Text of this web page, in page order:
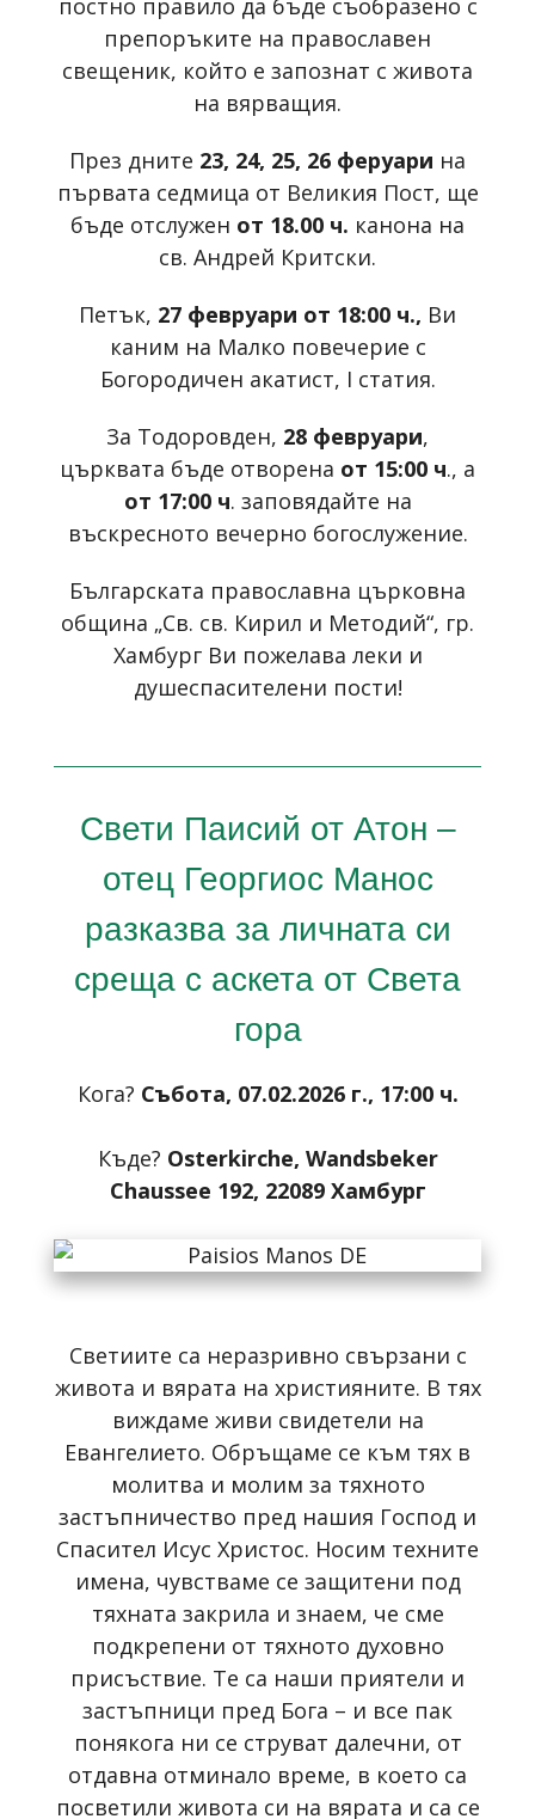
постно правило да бъде съобразено с
препоръките на православен
свещеник, който е запознат с живота
на вярващия.
През дните 23, 24, 25, 26 феруари на
първата седмица от Великия Пост, ще
бъде отслужен от 18.00 ч. канона на
св. Андрей Критски.
Петък, 27 февруари от 18:00 ч., Ви
каним на Малко повечерие с
Богородичен акатист, I статия.
За Тодоровден, 28 февруари,
църквата бъде отворена от 15:00 ч., а
от 17:00 ч. заповядайте на
въскресното вечерно богослужение.
Българската православна църковна
община „Св. св. Кирил и Методий“, гр.
Хамбург Ви пожелава леки и
душеспасителени пости!
Свети Паисий от Атон –
отец Георгиос Манос
разказва за личната си
среща с аскета от Света
гора
Кога? Събота, 07.02.2026 г., 17:00 ч.
Къде? Osterkirche, Wandsbeker
Chaussee 192, 22089 Хамбург
Светиите са неразривно свързани с
живота и вярата на християните. В тях
виждаме живи свидетели на
Евангелието. Обръщаме се към тях в
молитва и молим за тяхното
застъпничество пред нашия Господ и
Спасител Исус Христос. Носим техните
имена, чувстваме се защитени под
тяхната закрила и знаем, че сме
подкрепени от тяхното духовно
присъствие. Те са наши приятели и
застъпници пред Бога – и все пак
понякога ни се струват далечни, от
отдавна отминало време, в което са
посветили живота си на вярата и са се